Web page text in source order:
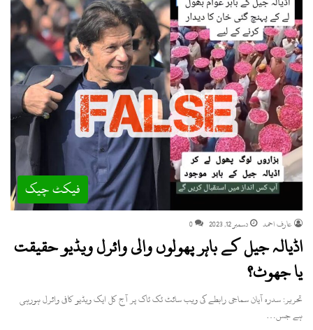
فیکٹ چیک
عارف احمد دسمبر 12, 2023 0
اڈیالہ جیل کے باہر پھولوں والی وائرل ویڈیو حقیقت
یا جھوٹ؟
تحریر: سدرہ آیان سماجی رابطے کی ویب سائٹ ٹک ٹاک پر آج کل ایک ویڈیو کافی وائرل ہورہی
ہے جس…